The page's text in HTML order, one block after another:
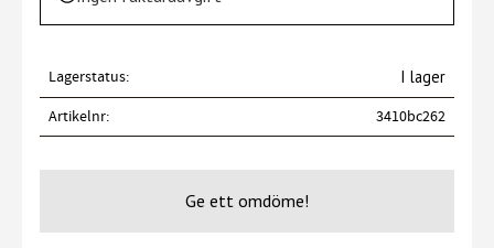
Lagerstatus
I lager
Artikelnr
3410bc262
Ge ett omdöme!